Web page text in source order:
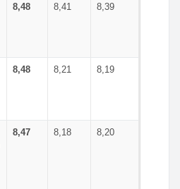
8,48 8,41 8,39
8,48 8,21 8,19
8,47 8,18 8,20